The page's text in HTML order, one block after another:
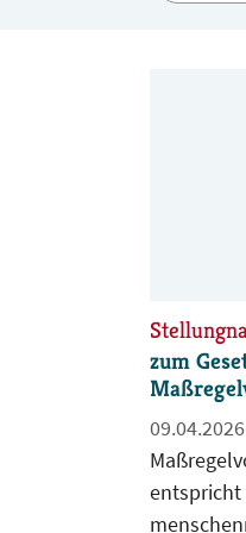
zum
09.04.2026
entspricht